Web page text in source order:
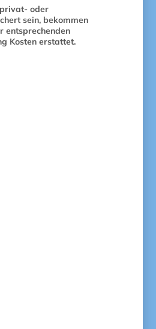
oder
sein, bekommen
entsprechenden
Kosten erstattet.